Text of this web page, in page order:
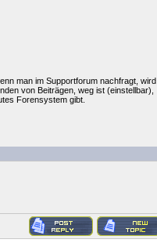
man im Supportforum nachfragt, wird
von Beiträgen, weg ist (einstellbar),
Forensystem gibt.